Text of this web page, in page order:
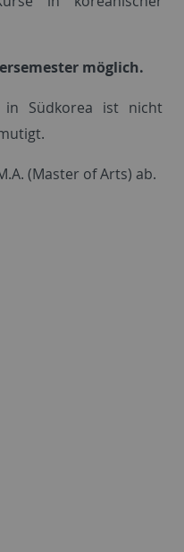
möglich.
in Südkorea ist nicht
(Master of Arts) ab.